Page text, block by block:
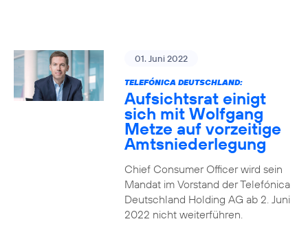
01. Juni 2022
TELEFÓNICA DEUTSCHLAND:
Aufsichtsrat einigt
sich mit Wolfgang
Metze auf vorzeitige
Amtsniederlegung
Chief Consumer Officer wird sein
Mandat im Vorstand der Telefónica
Deutschland Holding AG ab 2. Juni
2022 nicht weiterführen.